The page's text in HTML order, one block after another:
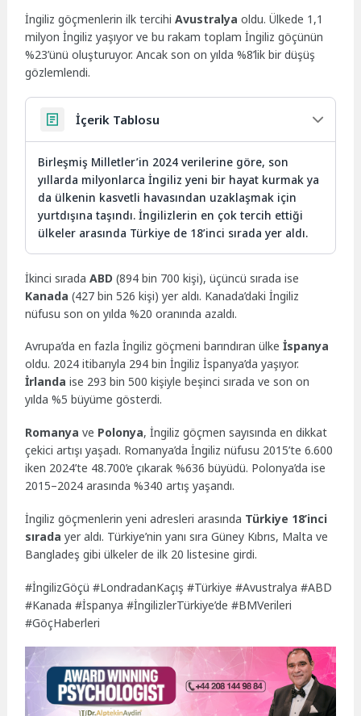
İngiliz göçmenlerin ilk tercihiAvustralya oldu. Ülkede 1,1
milyon İngiliz yaşıyor ve bu rakam toplam İngiliz göçünün
%23’ünü oluşturuyor. Ancak son on yılda %8’lik bir düşüş
gözlemlendi.
İçerik Tablosu
Birleşmiş Milletler’in 2024 verilerine göre, son
yıllarda milyonlarca İngiliz yeni bir hayat kurmak ya
da ülkenin kasvetli havasından uzaklaşmak için
yurtdışına taşındı. İngilizlerin en çok tercih ettiği
ülkeler arasında Türkiye de 18’inci sırada yer aldı.
İkinci sıradaABD (894 bin 700 kişi), üçüncü sırada ise
Kanada (427 bin 526 kişi) yer aldı. Kanada’daki İngiliz
nüfusu son on yılda %20 oranında azaldı.
Avrupa’da en fazla İngiliz göçmeni barındıran ülkeİspanya
oldu. 2024 itibarıyla 294 bin İngiliz İspanya’da yaşıyor.
İrlanda ise 293 bin 500 kişiyle beşinci sırada ve son on
yılda %5 büyüme gösterdi.
Romanya ve Polonya, İngiliz göçmen sayısında en dikkat
çekici artışı yaşadı. Romanya’da İngiliz nüfusu 2015’te 6.600
iken 2024’te 48.700’e çıkarak %636 büyüdü. Polonya’da ise
2015–2024 arasında %340 artış yaşandı.
İngiliz göçmenlerin yeni adresleri arasında Türkiye 18’inci
sırada yer aldı. Türkiye’nin yanı sıra Güney Kıbrıs, Malta ve
Bangladeş gibi ülkeler de ilk 20 listesine girdi.
#İngilizGöçü #LondradanKaçış #Türkiye #Avustralya #ABD
#Kanada #İspanya #İngilizlerTürkiye’de #BMVerileri
#GöçHaberleri